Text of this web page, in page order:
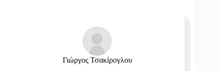
Γιώργος Τσακίρογλου